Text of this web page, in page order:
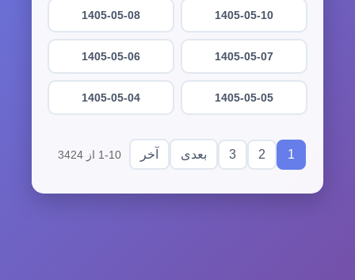
1405-05-10
1405-05-08
1405-05-07
1405-05-06
1405-05-05
1405-05-04
1
2
3 بعدی آخر 1-10 از 3424